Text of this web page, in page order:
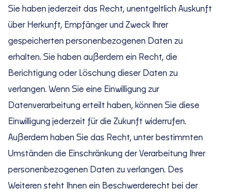
Sie haben jederzeit das Recht, unentgeltlich Auskunft
über Herkunft, Empfänger und Zweck Ihrer
gespeicherten personenbezogenen Daten zu
erhalten. Sie haben außerdem ein Recht, die
Berichtigung oder Löschung dieser Daten zu
verlangen. Wenn Sie eine Einwilligung zur
Datenverarbeitung erteilt haben, können Sie diese
Einwilligung jederzeit für die Zukunft widerrufen.
Außerdem haben Sie das Recht, unter bestimmten
Umständen die Einschränkung der Verarbeitung Ihrer
personenbezogenen Daten zu verlangen. Des
Weiteren steht Ihnen ein Beschwerderecht bei der